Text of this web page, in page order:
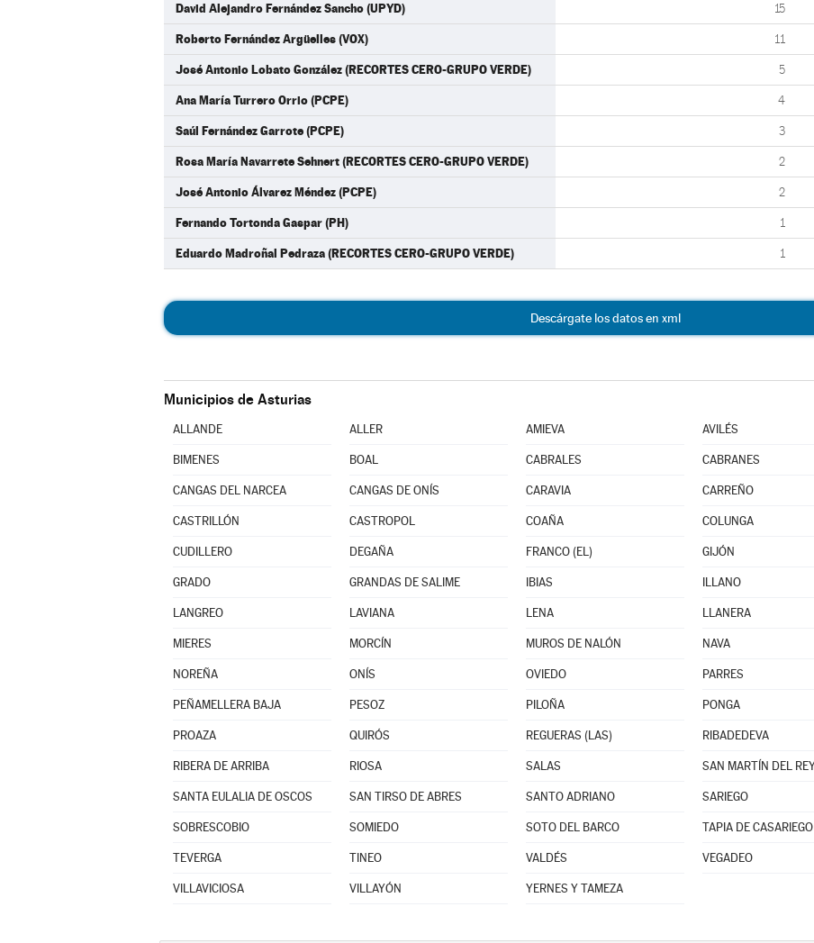
David Alejandro Fernández Sancho (UPYD) 15
Roberto Fernández Argüelles (VOX) 11
José Antonio Lobato González (RECORTES CERO-GRUPO VERDE) 5
Ana María Turrero Orrio (PCPE) 4
Saúl Fernández Garrote (PCPE) 3
Rosa María Navarrete Sehnert (RECORTES CERO-GRUPO VERDE) 2
José Antonio Álvarez Méndez (PCPE) 2
Fernando Tortonda Gaspar (PH) 1
Eduardo Madroñal Pedraza (RECORTES CERO-GRUPO VERDE) 1
Descárgate los datos en xml
Municipios de Asturias
ALLANDE ALLER AMIEVA AVILÉS
BIMENES BOAL CABRALES CABRANES
CANGAS DEL NARCEA CANGAS DE ONÍS CARAVIA CARREÑO
CASTRILLÓN CASTROPOL COAÑA COLUNGA
CUDILLERO DEGAÑA FRANCO (EL) GIJÓN
GRADO GRANDAS DE SALIME IBIAS ILLANO
LANGREO LAVIANA LENA LLANERA
MIERES MORCÍN MUROS DE NALÓN NAVA
NOREÑA ONÍS OVIEDO PARRES
PEÑAMELLERA BAJA PESOZ PILOÑA PONGA
PROAZA QUIRÓS REGUERAS (LAS) RIBADEDEVA
RIBERA DE ARRIBA RIOSA SALAS
SANTA EULALIA DE OSCOS SAN TIRSO DE ABRES SANTO ADRIANO SARIEGO
SOBRESCOBIO SOMIEDO SOTO DEL BARCO TAPIA DE CASARIEGO
TEVERGA TINEO VALDÉS VEGADEO
VILLAVICIOSA VILLAYÓN YERNES Y TAMEZA